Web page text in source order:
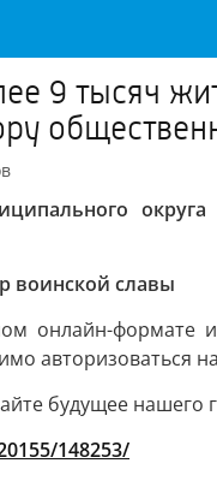
9 тысяч
воинской славы
онлайн-
авторизоваться
будущее нашего
148253/